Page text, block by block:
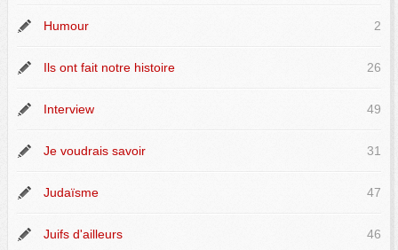
Humour 2
Ils ont fait notre histoire 26
Interview 49
Je voudrais savoir 31
Judaïsme 47
Juifs d'ailleurs 46